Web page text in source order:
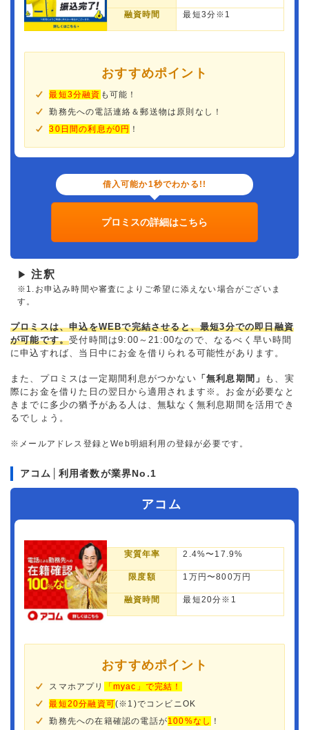
融資時間 最短3分※1
おすすめポイント
最短3分融資 も可能！
勤務先への電話連絡＆郵送物は原則なし！
30日間の利息が0円 ！
借入可能か1秒でわかる!!
プロミスの詳細はこちら
▶ 注釈
※1.お申込み時間や審査によりご希望に添えない場合がございま
す。
プロミスは、申込をWEBで完結させると、最短3分での即日融資
が可能です。受付時間は9:00～21:00なので、なるべく早い時間
に申込すれば、当日中にお金を借りられる可能性があります。
また、プロミスは一定期間利息がつかない 「無利息期間」
も、実
際にお金を借りた日の翌日から適用されます※。お金が必要なと
きまでに多少の猶予がある人は、無駄なく無利息期間を活用でき
るでしょう。
※メールアドレス登録とWeb明細利用の登録が必要です。
アコム│利用者数が業界No.1
アコム
実質年率 2.4%〜17.9%
限度額 1万円〜800万円
融資時間 最短20分※1
おすすめポイント
スマホアプリ
「myac」で完結！
最短20分融資可(※1)でコンビニOK
勤務先への在籍確認の電話が100%なし ！